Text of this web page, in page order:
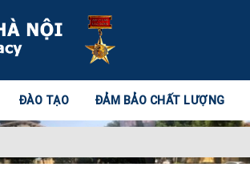
ĐÀO TẠO ĐẢM BẢO CHẤT LƯỢNG